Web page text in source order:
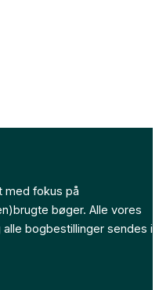
med fokus på
bøger. Alle vores
bogbestillinger sendes i